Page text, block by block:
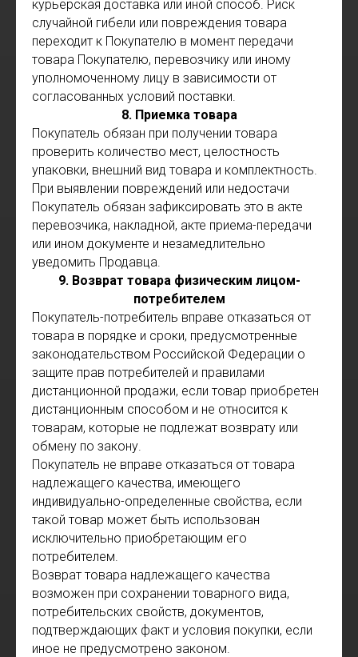
курьерская доставка или иной способ. Риск
случайной гибели или повреждения товара
переходит к Покупателю в момент передачи
товара Покупателю, перевозчику или иному
уполномоченному лицу в зависимости от
согласованных условий поставки.
8. Приемка товара
Покупатель обязан при получении товара
проверить количество мест, целостность
упаковки, внешний вид товара и комплектность.
При выявлении повреждений или недостачи
Покупатель обязан зафиксировать это в акте
перевозчика, накладной, акте приема-передачи
или ином документе и незамедлительно
уведомить Продавца.
9. Возврат товара физическим лицом-
потребителем
Покупатель-потребитель вправе отказаться от
товара в порядке и сроки, предусмотренные
законодательством Российской Федерации о
защите прав потребителей и правилами
дистанционной продажи, если товар приобретен
дистанционным способом и не относится к
товарам, которые не подлежат возврату или
обмену по закону.
Покупатель не вправе отказаться от товара
надлежащего качества, имеющего
индивидуально-определенные свойства, если
такой товар может быть использован
исключительно приобретающим его
потребителем.
Возврат товара надлежащего качества
возможен при сохранении товарного вида,
потребительских свойств, документов,
подтверждающих факт и условия покупки, если
иное не предусмотрено законом.